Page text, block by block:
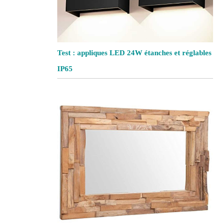
Test : appliques LED 24W étanches et réglables
IP65